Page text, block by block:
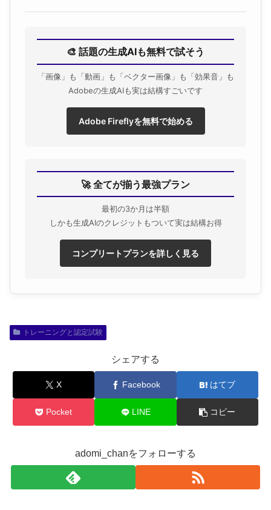
🎨 話題の生成AIも無料で試そう
「画像」も「動画」も「ベクター画像」も「効果音」も
Adobeの生成AIも実は結構すごいです
Adobe Fireflyを無料で始める
🚀 全てが揃う最強プラン
最初の3か月は半額
しかも生成AIのクレジットもついて実は結構お得
コンプリートプランを詳しく見る
トレーニングと認定試験
シェアする
X Facebook はてブ
Pocket LINE コピー
adomi_chanをフォローする